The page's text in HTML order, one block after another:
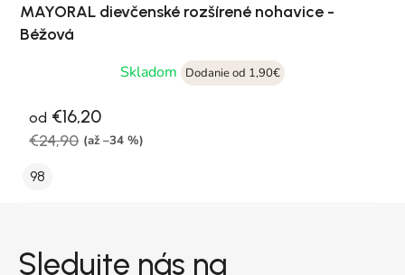
MAYORAL dievčenské rozšírené nohavice -
Béžová
Skladom
Dodanie od 1,90€
od €16,20
€24,90 (až –34 %)
98
Sledujte nás na